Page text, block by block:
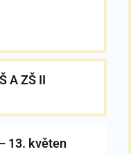
A ZŠ II
13. květen